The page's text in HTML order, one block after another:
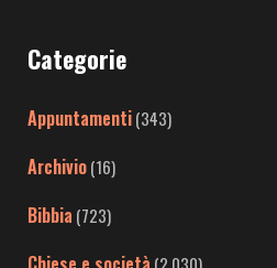
Categorie
Appuntamenti(343)
Archivio(16)
Bibbia (723)